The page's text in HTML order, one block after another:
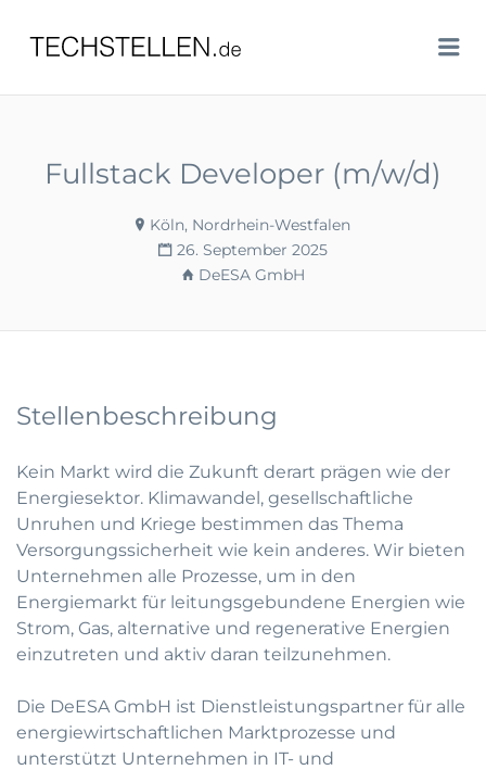
TECHSTELLEN.DE
Fullstack Developer (m/w/d)
Köln, Nordrhein-Westfalen
26. September 2025
DeESA GmbH
Stellenbeschreibung
Kein Markt wird die Zukunft derart prägen wie der
Energiesektor. Klimawandel, gesellschaftliche
Unruhen und Kriege bestimmen das Thema
Versorgungssicherheit wie kein anderes. Wir bieten
Unternehmen alle Prozesse, um in den
Energiemarkt für leitungsgebundene Energien wie
Strom, Gas, alternative und regenerative Energien
einzutreten und aktiv daran teilzunehmen.
Die DeESA GmbH ist Dienstleistungspartner für alle
energiewirtschaftlichen Marktprozesse und
unterstützt Unternehmen in IT- und